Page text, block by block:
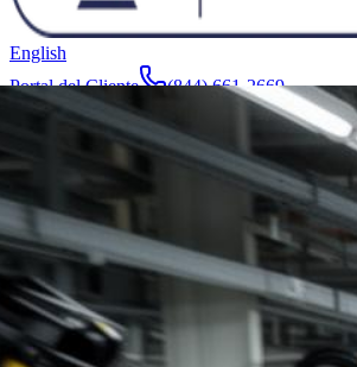
English
Portal del Cliente
(844) 661-2669
Abogados y Equipo
Áreas de Servicio
Más
Contacto